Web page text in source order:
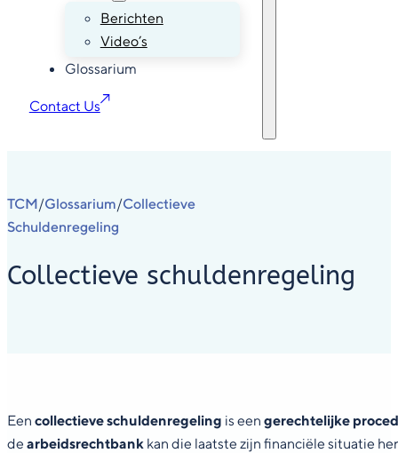
Berichten
Video’s
Glossarium
Contact Us
TCM/Glossarium/Collectieve
Schuldenregeling
Collectieve schuldenregeling
Een collectieve schuldenregeling is een gerechtelijke
de arbeidsrechtbank kan die laatste zijn financiële situatie